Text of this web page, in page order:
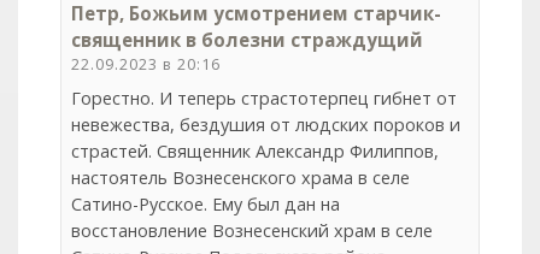
Петр, Божьим усмотрением старчик-
священник в болезни страждущий
22.09.2023 в 20:16
Горестно. И теперь страстотерпец гибнет от
невежества, бездушия от людских пороков и
страстей. Священник Александр Филиппов,
настоятель Вознесенского храма в селе
Сатино-Русское. Ему был дан на
восстановление Вознесенский храм в селе